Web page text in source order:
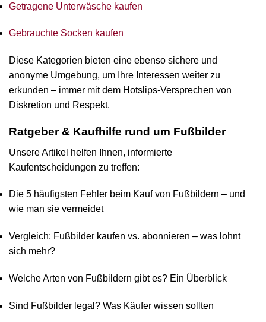
Getragene Unterwäsche kaufen
Gebrauchte Socken kaufen
Diese Kategorien bieten eine ebenso sichere und
anonyme Umgebung, um Ihre Interessen weiter zu
erkunden – immer mit dem Hotslips-Versprechen von
Diskretion und Respekt.
Ratgeber & Kaufhilfe rund um Fußbilder
Unsere Artikel helfen Ihnen, informierte
Kaufentscheidungen zu treffen:
Die 5 häufigsten Fehler beim Kauf von Fußbildern – und
wie man sie vermeidet
Vergleich: Fußbilder kaufen vs. abonnieren – was lohnt
sich mehr?
Welche Arten von Fußbildern gibt es? Ein Überblick
Sind Fußbilder legal? Was Käufer wissen sollten